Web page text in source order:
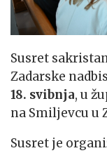
Susret
Zadarske
18. svibnja, u
na Smiljevcu u
Susret je